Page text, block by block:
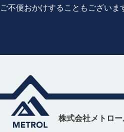
ご不便おかけすることもございま
株式会社メトロー